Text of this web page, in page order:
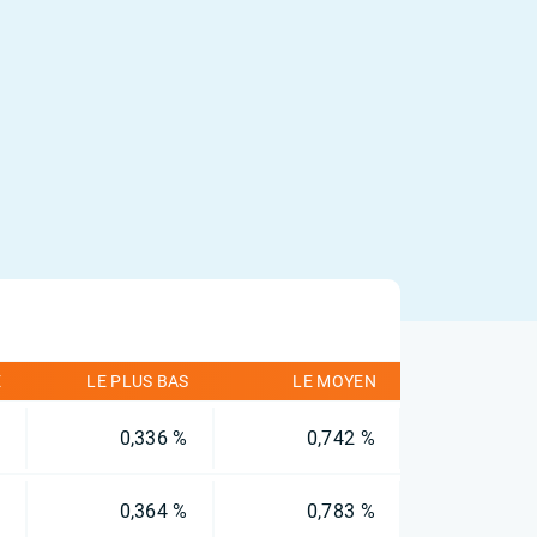
LE PLUS BAS LE MOYEN
0,336 % 0,742 %
0,364 % 0,783 %